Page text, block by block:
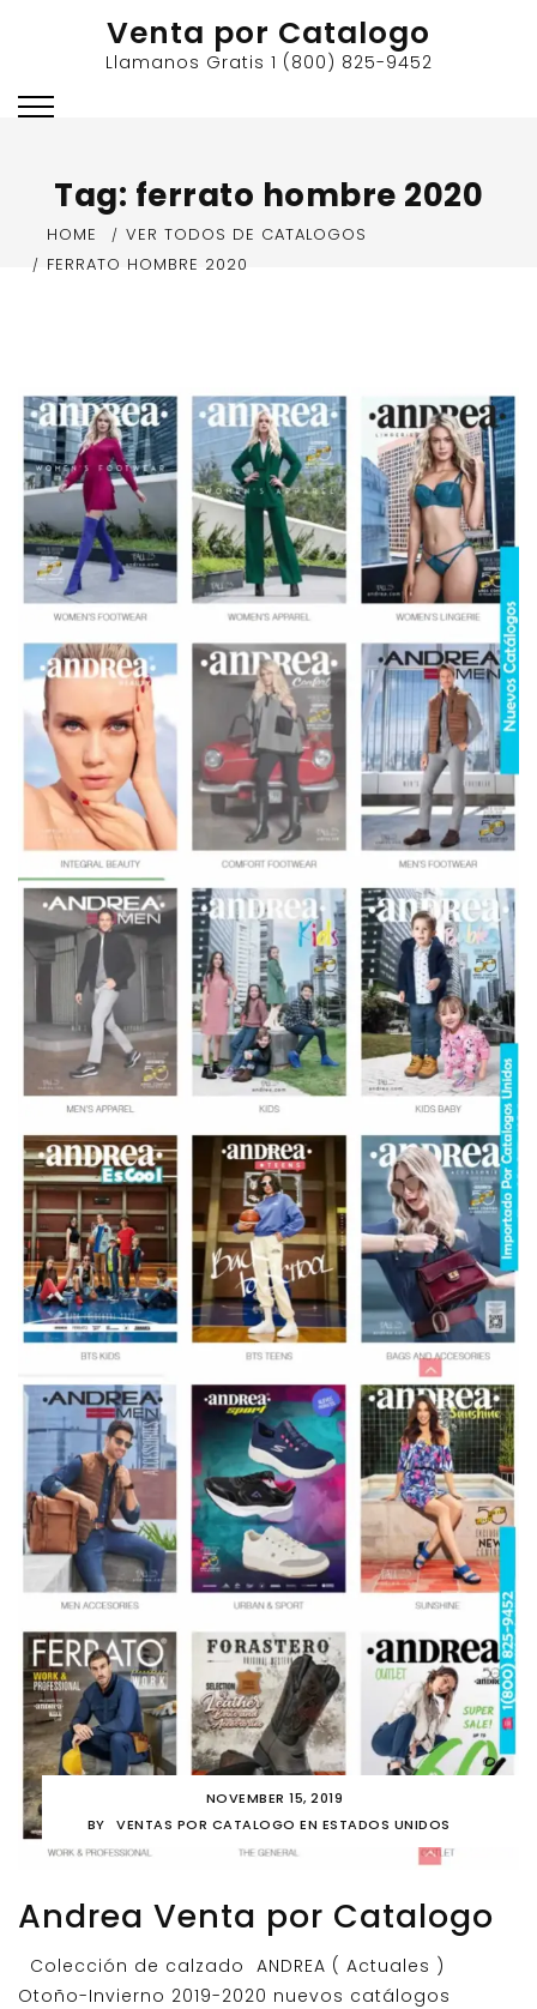
Venta por Catalogo
Llamanos Gratis 1 (800) 825-9452
Tag: ferrato hombre 2020
HOME
VER TODOS DE CATALOGOS
FERRATO HOMBRE 2020
NOVEMBER 15, 2019
BY
VENTAS POR CATALOGO EN ESTADOS UNIDOS
Andrea Venta por Catalogo
Colección de calzado ANDREA ( Actuales )
Otoño-Invierno 2019-2020 nuevos catálogos